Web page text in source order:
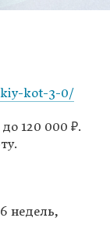
kot-3-0/
120 000 ₽.
недель,